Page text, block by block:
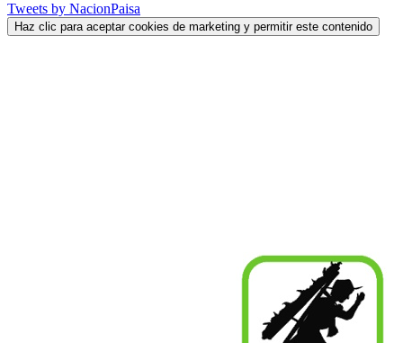
Tweets by NacionPaisa
Haz clic para aceptar cookies de marketing y permitir este contenido